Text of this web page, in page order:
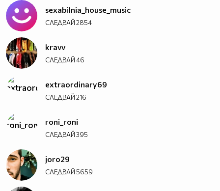
sexabilnia_house_music
СЛЕДВАЙ2854
kravv
СЛЕДВАЙ46
extraordinary69
СЛЕДВАЙ216
roni_roni
СЛЕДВАЙ395
joro29
СЛЕДВАЙ5659